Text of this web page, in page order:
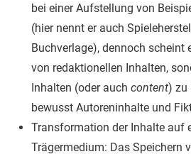
bei einer Aufstellung von
(hier nennt er auch
Buchverlage), dennoch scheint
von redaktionellen Inhalten,
Inhalten (oder auch content) zu
bewusst Autoreninhalte und
Transformation der Inhalte auf
Trägermedium: Das Speichern